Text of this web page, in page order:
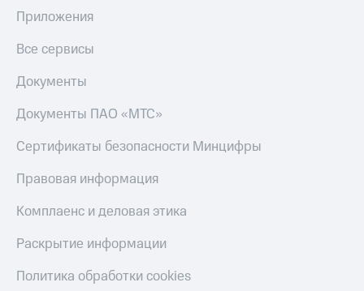
Приложения
Все сервисы
Документы
Документы ПАО «МТС»
Сертификаты безопасности Минцифры
Правовая информация
Комплаенс и деловая этика
Раскрытие информации
Политика обработки cookies